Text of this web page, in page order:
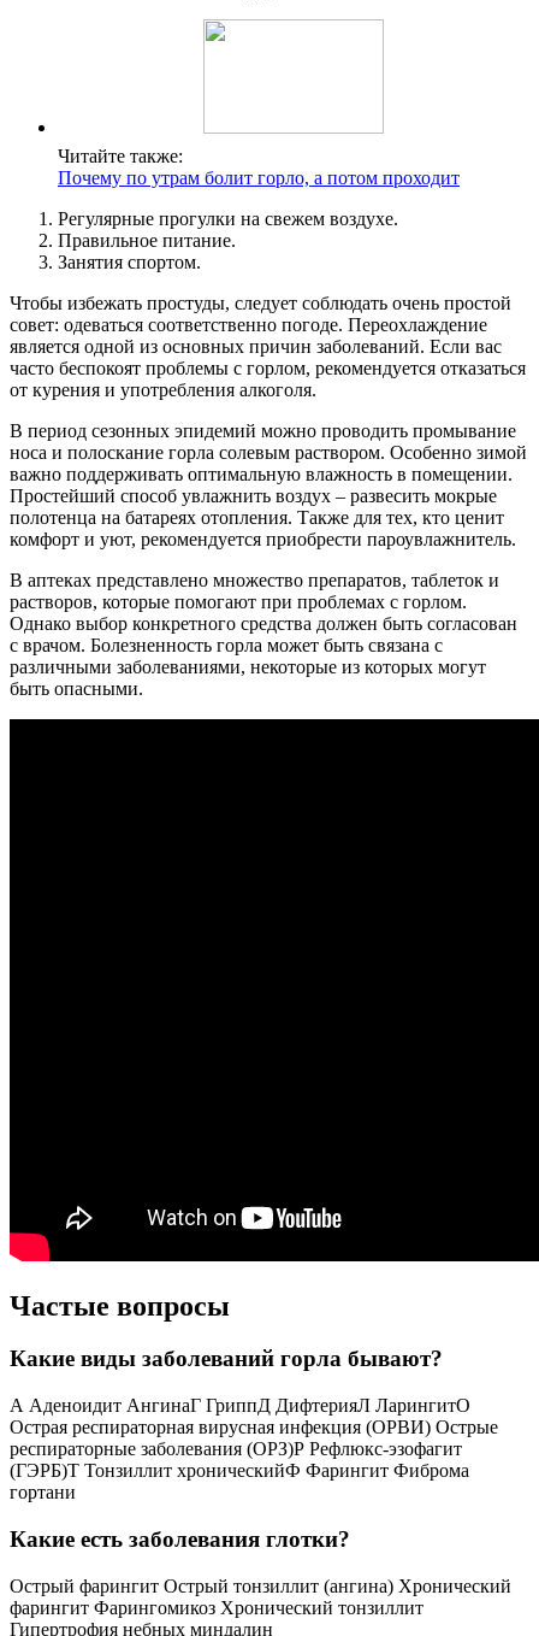
Читайте также:
Почему по утрам болит горло, а потом проходит
Регулярные прогулки на свежем воздухе.
Правильное питание.
Занятия спортом.
Чтобы избежать простуды, следует соблюдать очень простой
совет: одеваться соответственно погоде. Переохлаждение
является одной из основных причин заболеваний. Если вас
часто беспокоят проблемы с горлом, рекомендуется отказаться
от курения и употребления алкоголя.
В период сезонных эпидемий можно проводить промывание
носа и полоскание горла солевым раствором. Особенно зимой
важно поддерживать оптимальную влажность в помещении.
Простейший способ увлажнить воздух – развесить мокрые
полотенца на батареях отопления. Также для тех, кто ценит
комфорт и уют, рекомендуется приобрести пароувлажнитель.
В аптеках представлено множество препаратов, таблеток и
растворов, которые помогают при проблемах с горлом.
Однако выбор конкретного средства должен быть согласован
с врачом. Болезненность горла может быть связана с
различными заболеваниями, некоторые из которых могут
быть опасными.
Частые вопросы
Какие виды заболеваний горла бывают?
А Аденоидит АнгинаГ ГриппД ДифтерияЛ ЛарингитО
Острая респираторная вирусная инфекция (ОРВИ) Острые
респираторные заболевания (ОРЗ)Р Рефлюкс-эзофагит
(ГЭРБ)Т Тонзиллит хроническийФ Фарингит Фиброма
гортани
Какие есть заболевания глотки?
Острый фарингит Острый тонзиллит (ангина) Хронический
фарингит Фарингомикоз Хронический тонзиллит
Гипертрофия небных миндалин